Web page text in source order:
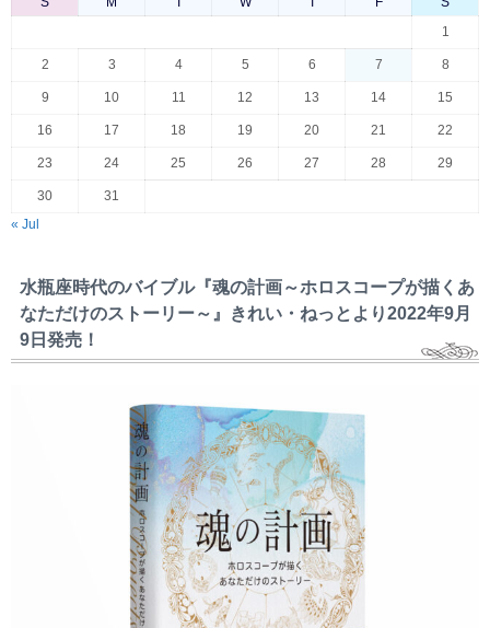
1
2 3 4 5 6 7 8
9 10 11 12 13 14 15
16 17 18 19 20 21 22
23 24 25 26 27 28 29
30
31
« Jul
水瓶座時代のバイブル『魂の計画～ホロスコープが描くあ
なただけのストーリー～』きれい・ねっとより2022年9月
9日発売！